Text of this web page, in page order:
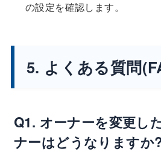
の設定を確認します。
5. よくある質問
Q1. オーナーを変更し
ナーはどうなりますか